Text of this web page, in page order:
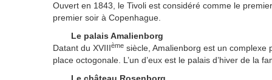
Ouvert en 1843, le Tivoli est considéré comme le
premier soir à Copenhague.
Le palais Amalienborg
Datant du XVIIIème siècle, Amalienborg est un complexe
place octogonale. L’un d’eux est le palais d’hiver de la